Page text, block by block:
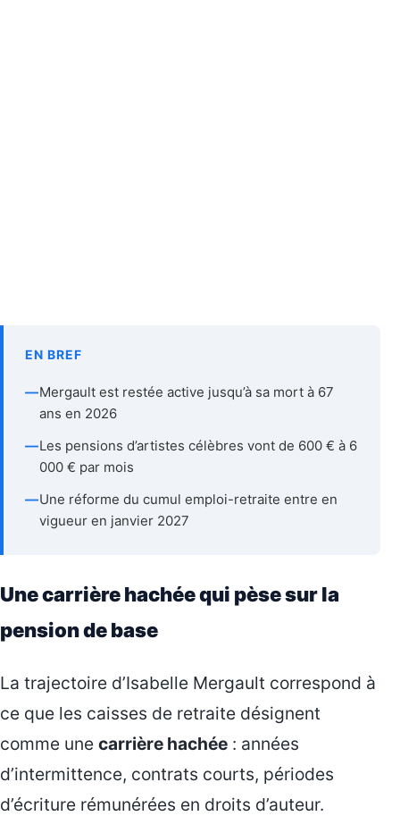
EN BREF
—Mergault est restée active jusqu’à sa mort à 67
ans en 2026
—Les pensions d’artistes célèbres vont de 600 € à 6
000 € par mois
—Une réforme du cumul emploi-retraite entre en
vigueur en janvier 2027
Une carrière hachée qui pèse sur la
pension de base
La trajectoire d’Isabelle Mergault correspond à
ce que les caisses de retraite désignent
comme une carrière hachée : années
d’intermittence, contrats courts, périodes
d’écriture rémunérées en droits d’auteur.